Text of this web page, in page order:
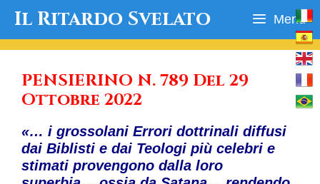
Il Ritardo Svelato Menu
PENSIERINO N. 789 Del 29
Ottobre 2022
«… i grossolani Errori dottrinali diffusi
dai Biblisti e dai Teologi più celebri e
stimati provengono dalla loro